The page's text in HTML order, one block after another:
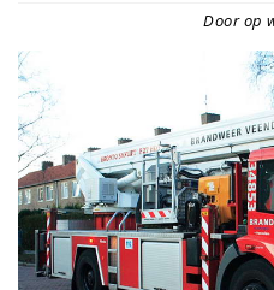
Door op